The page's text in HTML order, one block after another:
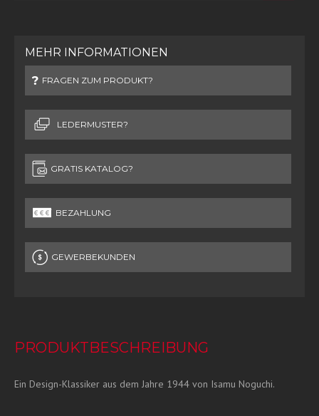
MEHR INFORMATIONEN
FRAGEN ZUM PRODUKT?
LEDERMUSTER?
GRATIS KATALOG?
BEZAHLUNG
GEWERBEKUNDEN
PRODUKTBESCHREIBUNG
Ein Design-Klassiker aus dem Jahre 1944 von Isamu Noguchi.